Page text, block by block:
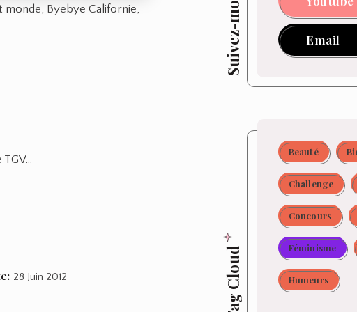
monde, Byebye Californie,
TGV…
28 Juin 2012
Suivez-moi ! Email
Tag Cloud
Beauté
Challenge
Concours
Féminisme
Humeurs